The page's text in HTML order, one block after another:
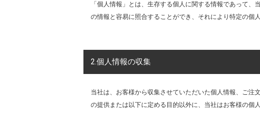
「個人情報」とは、生存する個人に関する情報であって
の情報と容易に照合することができ、それにより特定の個
2.個人情報の収集
当社は、お客様から収集させていただいた個人情報、ご注
の提供または以下に定める目的以外に、当社はお客様の個